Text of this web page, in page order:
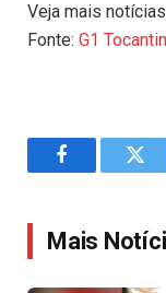
Veja mais
Fonte: G1
Facebook
Mais